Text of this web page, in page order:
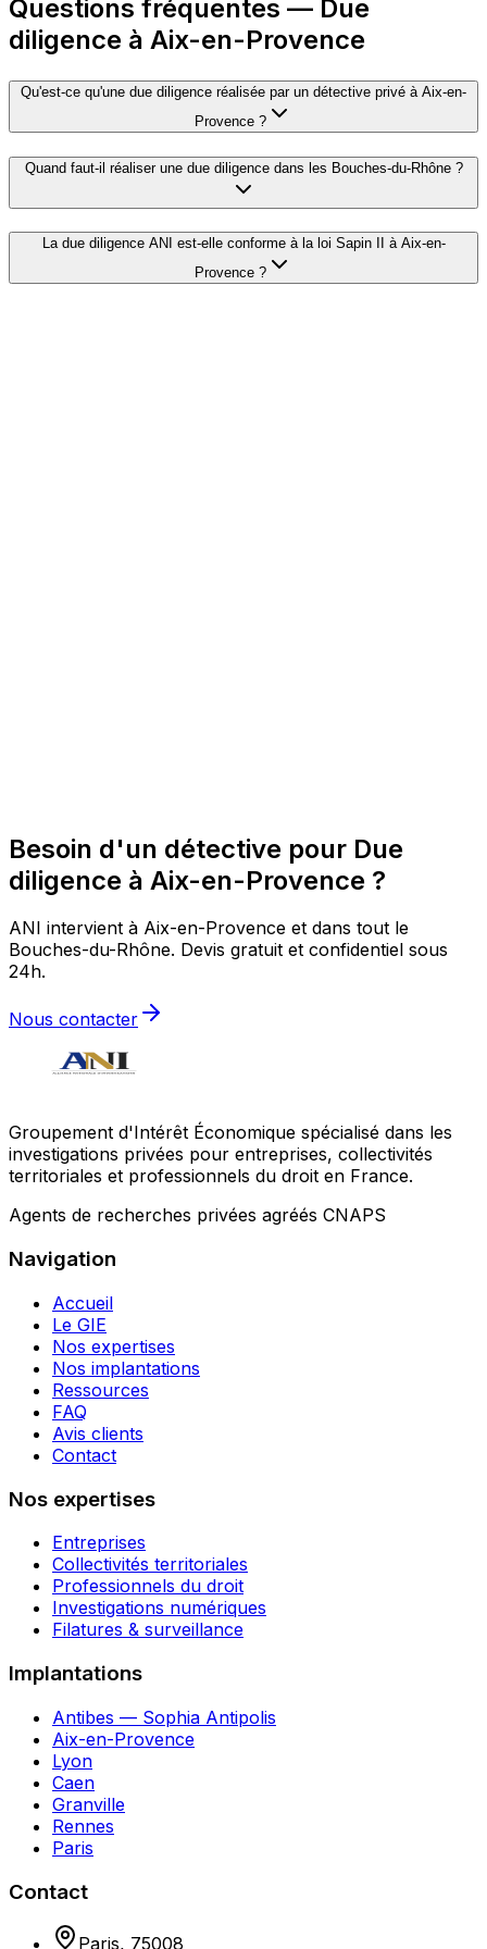
Questions fréquentes — Due
diligence à Aix-en-Provence
Qu'est-ce qu'une due diligence réalisée par un détective privé à Aix-en-
Provence ?
Quand faut-il réaliser une due diligence dans les Bouches-du-Rhône ?
La due diligence ANI est-elle conforme à la loi Sapin II à Aix-en-
Provence ?
Besoin d'un détective pour Due
diligence à Aix-en-Provence ?
ANI intervient à Aix-en-Provence et dans tout le
Bouches-du-Rhône. Devis gratuit et confidentiel sous
24h.
Nous contacter
Groupement d'Intérêt Économique spécialisé dans les
investigations privées pour entreprises, collectivités
territoriales et professionnels du droit en France.
Agents de recherches privées agréés CNAPS
Navigation
Accueil
Le GIE
Nos expertises
Nos implantations
Ressources
FAQ
Avis clients
Contact
Nos expertises
Entreprises
Collectivités territoriales
Professionnels du droit
Investigations numériques
Filatures & surveillance
Implantations
Antibes — Sophia Antipolis
Aix-en-Provence
Lyon
Caen
Granville
Rennes
Paris
Contact
Paris, 75008